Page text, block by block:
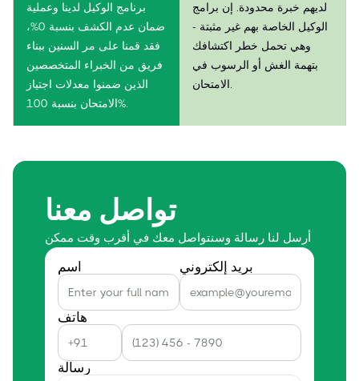
برنامج الوكيل لدينا وعملية
ضمان عدم الكشف بنسبة 0%،
فقد قمنا على مر السنين ببناء
فريق من الخبراء المتخصصين
الذين ضمنوا معدلات اجتياز
الامتحان بنسبة 100%.
لديهم خبرة محدودة. إن برامج
الوكيل الخاصة بهم غير مثبتة -
وهي تحمل خطر اكتشافك
بتهمة الغش أو الرسوب في
تواصل معنا
أرسل لنا رسالة وسنتواصل معك في أقرب وقت ممكن
اسم بريد إلكتروني
هاتف
رسالة